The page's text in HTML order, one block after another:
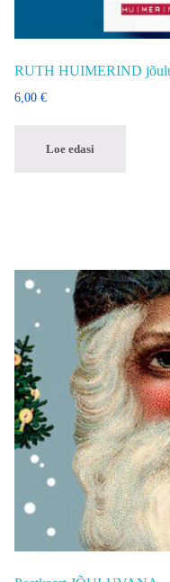
RUTH HUIMERIND
6,00 €
Loe edasi